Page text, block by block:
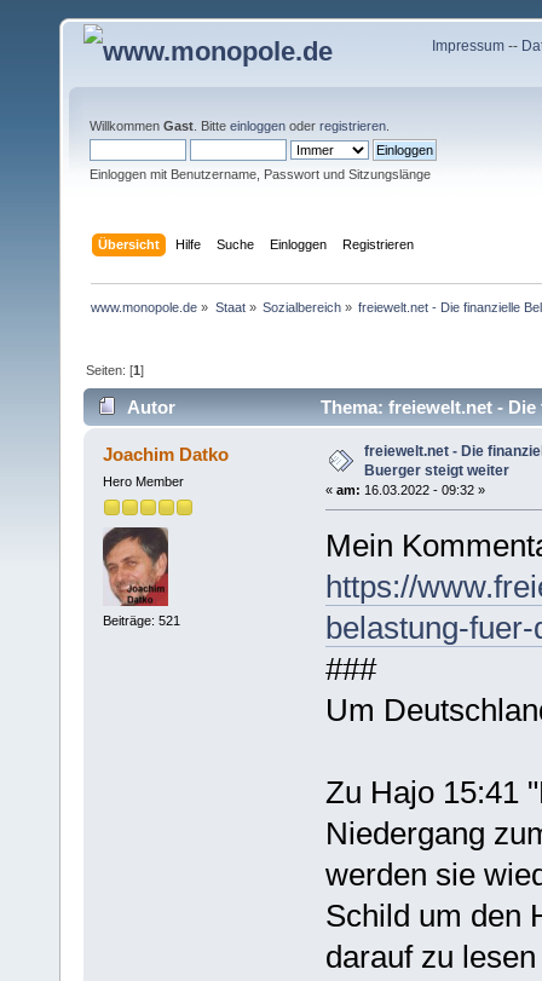
Impressum--
Willkommen Gast . Bitte einloggen oder registrieren
Einloggen mit Benutzername, Passwort und Sitzungslänge
Übersicht Hilfe Suche Einloggen Registrieren
www.monopole.de » Staat» Sozialbereich» freiewelt.net - Die finanzielle
Seiten: [1]
Autor
Thema: freiewelt.net -
18193 mal)
Joachim Datko
Hero Member
Beiträge: 521
freiewelt.net - Die
Buerger steigt weiter
« am: 16.03.2022 - 09:32 »
Mein
https://
belastung-
###
Um
Zu Hajo 15:41
Niedergang
werden sie
Schild um den
darauf zu